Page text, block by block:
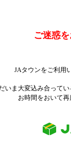
ご迷惑
JAタウンをご利用
いま大変込み合って
お時間をおいて